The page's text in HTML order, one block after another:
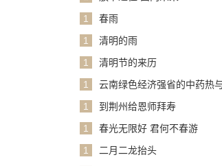
1
春雨
1
清明的雨
1
清明节的来历
1
云南绿色经济强省的中药热
1
到荆州给恩师拜寿
1
春光无限好 君何不春游
1
二月二龙抬头